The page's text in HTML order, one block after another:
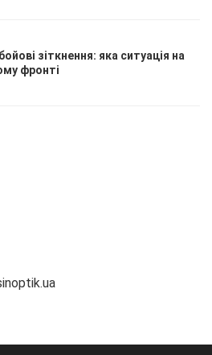
зіткнення: яка ситуація на
фронті